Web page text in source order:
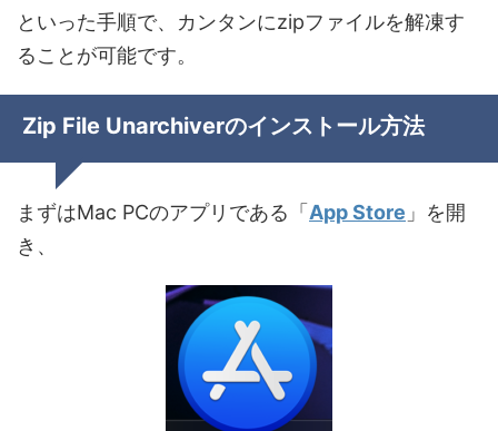
といった手順で、 カンタンにzipファイルを解凍す
ることが可能です。
Zip File Unarchiverのインストール方法
まずはMac PCのアプリである「 App Store 」を開
き、